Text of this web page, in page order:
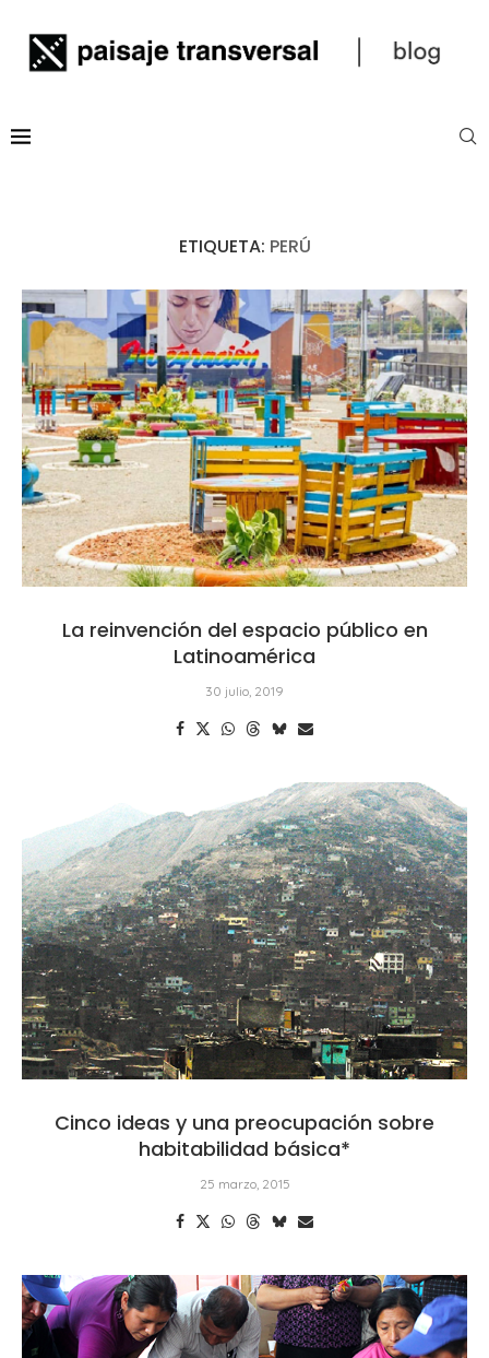
ETIQUETA: PERÚ
La reinvención del espacio público en
Latinoamérica
30 julio, 2019
Cinco ideas y una preocupación sobre
habitabilidad básica*
25 marzo, 2015